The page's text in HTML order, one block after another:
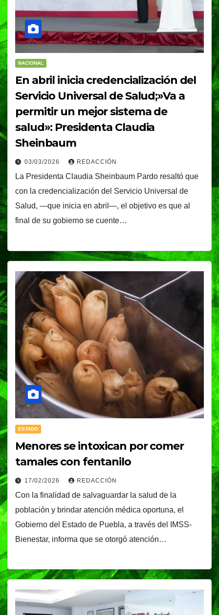
NACIONAL
En abril inicia credencialización del
Servicio Universal de Salud;»Va a
permitir un mejor sistema de
salud»: Presidenta Claudia
Sheinbaum
03/03/2026 REDACCIÓN
La Presidenta Claudia Sheinbaum Pardo resaltó que
con la credencialización del Servicio Universal de
Salud, —que inicia en abril—, el objetivo es que al
final de su gobierno se cuente…
ESTADO
Menores se intoxican por comer
tamales con fentanilo
17/02/2026 REDACCIÓN
Con la finalidad de salvaguardar la salud de la
población y brindar atención médica oportuna, el
Gobierno del Estado de Puebla, a través del IMSS-
Bienestar, informa que se otorgó atención…